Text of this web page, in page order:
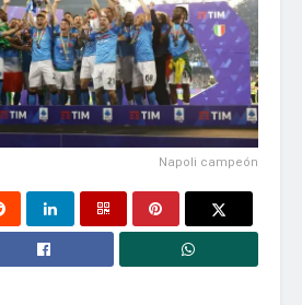
*
correo electrónico y web en
la próxima vez que comente.
Napoli campeón